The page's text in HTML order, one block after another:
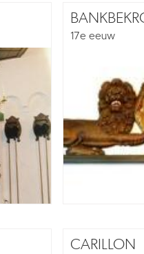
17e eeuw
CARILLON